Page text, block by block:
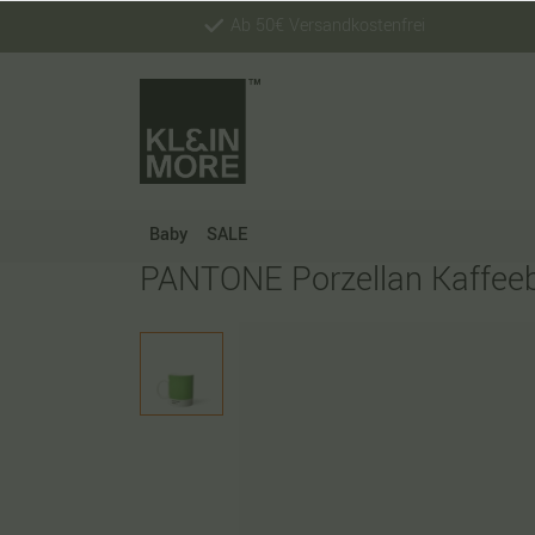
Baby SALE
PANTONE Porzellan